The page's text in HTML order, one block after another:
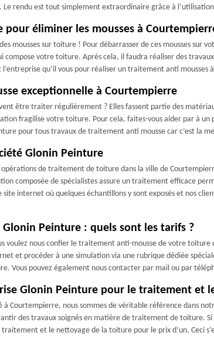
rendu est tout simplement extraordinaire grâce à
éliminer les mousses à
mousses sur toiture ! Pour débarrasser de ces mousses
votre toiture. Après cela, il faudra réaliser des
qu’il vous pour réaliser un traitement anti mousses
exceptionnelle à Courtempierre
être traiter régulièrement ? Elles fassent partie des
fragilise votre toiture. Pour cela, faites-vous aider par à
pour tous travaux de traitement anti mousse car c’est la
Glonin Peinture
de traitement de toiture dans la ville de
composée de spécialistes assure un traitement efficace
internet où quelques échantillons y sont exposés et nos
Peinture : quels sont les tarifs ?
voulez nous confier le traitement anti-mousse de votre toiture
et procéder à une simulation via une rubrique dédiée
Vous pouvez également nous contacter par mail ou par
Glonin Peinture pour le traitement
Courtempierre, nous sommes de véritable référence dans
des travaux soignés en matière de traitement de toiture.
et le nettoyage de la toiture pour le prix d’un. Ceci